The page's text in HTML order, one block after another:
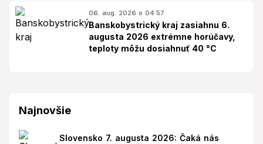
06. aug. 2026 o 04:57
Banskobystrický kraj zasiahnu 6.
augusta 2026 extrémne horúčavy,
teploty môžu dosiahnuť 40 °C
Najnovšie
Slovensko 7. augusta 2026: Čaká nás